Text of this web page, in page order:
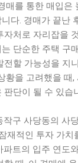
매를 통한 매입은
다. 경매가 끝난
자처로 자리잡을
단순한 주택 구
전할 가능성을 지
황을 고려했을 때
판단이 될 수 있습
작구 사당동의 사
재적인 투자 가치
파트의 입주 연도